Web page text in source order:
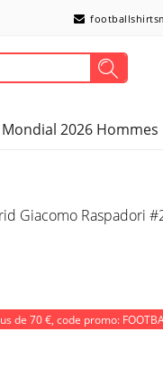
Mondial 2026 Hommes
Giacomo Raspadori
de 70 €, code promo: